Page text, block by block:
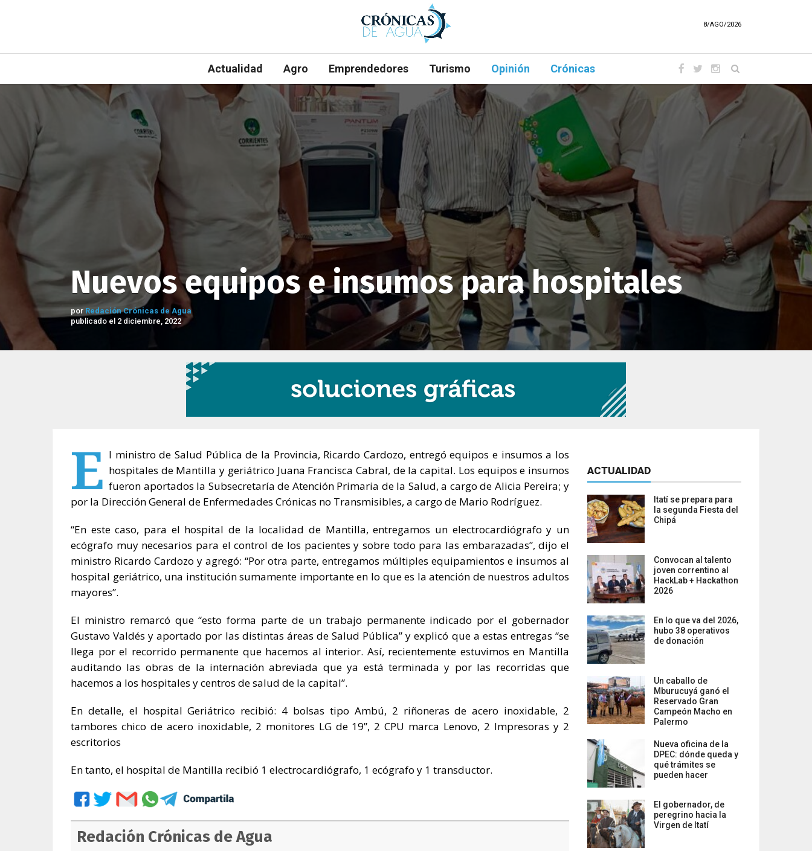
8/AGO/2026
Actualidad Agro Emprendedores Turismo Opinión Crónicas
Nuevos equipos e insumos para hospitales
por Redación Crónicas de Agua
publicado el 2 diciembre, 2022
E l ministro de Salud Pública de la Provincia, Ricardo Cardozo, entregó equipos e insumos a los
hospitales de Mantilla y geriátrico Juana Francisca Cabral, de la capital. Los equipos e insumos
fueron aportados la Subsecretaría de Atención Primaria de la Salud, a cargo de Alicia Pereira; y
por la Dirección General de Enfermedades Crónicas no Transmisibles, a cargo de Mario Rodríguez.
“En este caso, para el hospital de la localidad de Mantilla, entregamos un electrocardiógrafo y un
ecógrafo muy necesarios para el control de los pacientes y sobre todo para las embarazadas”, dijo el
ministro Ricardo Cardozo y agregó: “Por otra parte, entregamos múltiples equipamientos e insumos al
hospital geriátrico, una institución sumamente importante en lo que es la atención de nuestros adultos
mayores”.
El ministro remarcó que “esto forma parte de un trabajo permanente indicado por el gobernador
Gustavo Valdés y aportado por las distintas áreas de Salud Pública” y explicó que a estas entregas “se
llega por el recorrido permanente que hacemos al interior. Así, recientemente estuvimos en Mantilla
auditando las obras de la internación abreviada que ya está terminada y por las recorridas que
hacemos a los hospitales y centros de salud de la capital”.
En detalle, el hospital Geriátrico recibió: 4 bolsas tipo Ambú, 2 riñoneras de acero inoxidable, 2
tambores chico de acero inoxidable, 2 monitores LG de 19”, 2 CPU marca Lenovo, 2 Impresoras y 2
escritorios
En tanto, el hospital de Mantilla recibió 1 electrocardiógrafo, 1 ecógrafo y 1 transductor.
Redación Crónicas de Agua
ACTUALIDAD
Itatí se prepara para
la segunda Fiesta del
Chipá
Convocan al talento
joven correntino al
HackLab + Hackathon
2026
En lo que va del 2026,
hubo 38 operativos
de donación
Un caballo de
Mburucuyá ganó el
Reservado Gran
Campeón Macho en
Palermo
Nueva oficina de la
DPEC: dónde queda y
qué trámites se
pueden hacer
El gobernador, de
peregrino hacia la
Virgen de Itatí